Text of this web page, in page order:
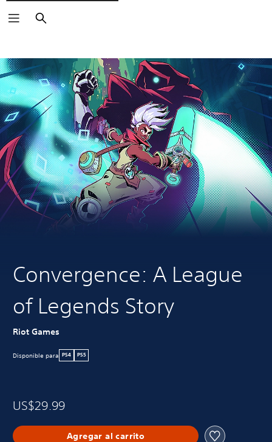
Buscar
Convergence: A League
of Legends Story
Riot Games
Disponible para PS4 PS5
US$29.99
Agregar al carrito